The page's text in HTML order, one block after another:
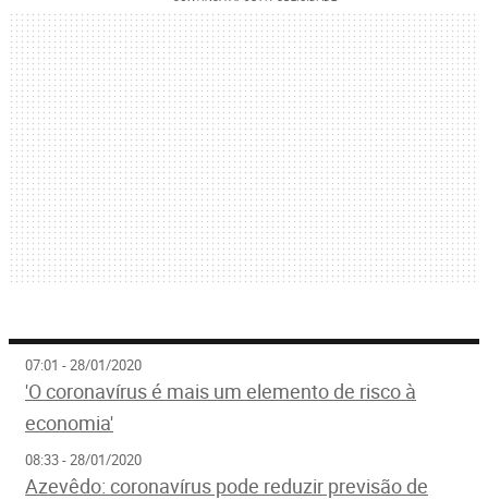
07:01 - 28/01/2020
'O coronavírus é mais um elemento de risco à
economia'
08:33 - 28/01/2020
Azevêdo: coronavírus pode reduzir previsão de